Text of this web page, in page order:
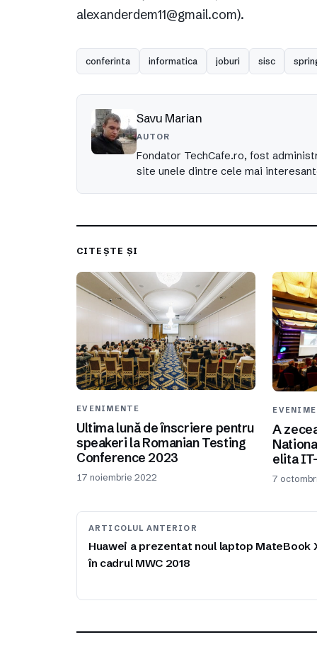
alexanderdem11@gmail.com).
conferinta informatica joburi sisc
Savu Marian
AUTOR
Fondator TechCafe.ro, fost
site unele dintre cele mai
CITEȘTE ȘI
EVENIMENTE
Ultima lună de înscriere pentru
speakeri la Romanian Testing
Conference 2023
17 noiembrie 2022
A
elita
7
ARTICOLUL ANTERIOR
Huawei a prezentat noul laptop MateBook
în cadrul MWC 2018